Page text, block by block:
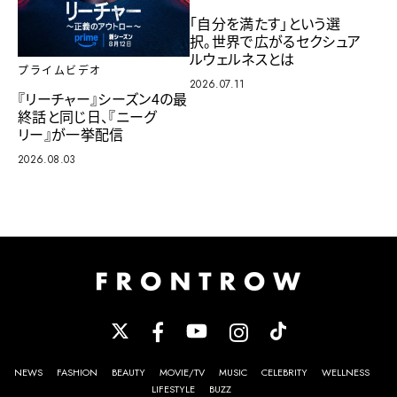
プライムビデオ
『リーチャー』シーズン4の最
終話と同じ日、『ニーグ
リー』が一挙配信
2026.08.03
「自分を満たす」という選
択。世界で広がるセクシュア
ルウェルネスとは
2026.07.11
NEWS FASHION BEAUTY MOVIE/TV MUSIC CELEBRITY
WELLNESS
LIFESTYLE
BUZZ